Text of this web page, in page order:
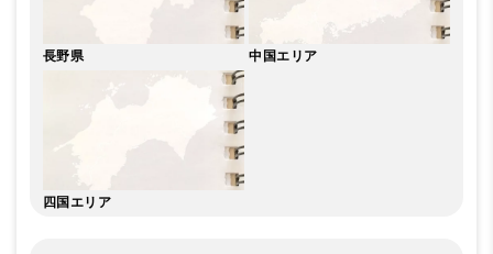
長野県 中国エリア
四国エリア